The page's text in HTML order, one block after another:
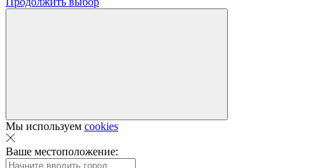
Мы используем cookies
Ваше местоположение: